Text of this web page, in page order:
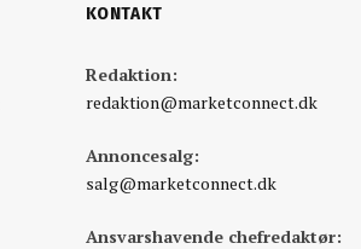
KONTAKT
Redaktion:
redaktion@marketconnect.dk
Annoncesalg:
salg@marketconnect.dk
Ansvarshavende chefredaktør: